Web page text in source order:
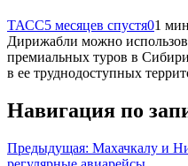
ТАСС5 месяцев спустя01
Дирижабли можно
премиальных туров в
в ее труднодоступных
Навигация по
Предыдущая: Махачкалу и